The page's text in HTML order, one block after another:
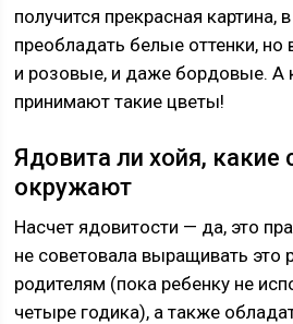
получится прекрасная картина,
преобладать белые оттенки,
и розовые, и даже бордовые. А
принимают такие цветы!
Ядовита ли хойя, какие
окружают
Насчет ядовитости — да, это
не советовала выращивать это
родителям (пока ребенку не
четыре годика), а также